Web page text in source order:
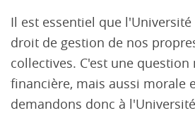
Il est essentiel que
droit de gestion de nos
collectives. C'est une
financière, mais aussi morale
demandons donc à